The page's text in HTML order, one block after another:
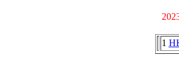
1